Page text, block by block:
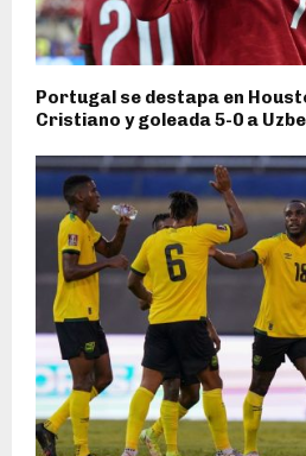
Portugal se destapa en
Cristiano y goleada 5-0 a